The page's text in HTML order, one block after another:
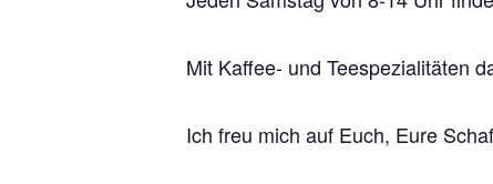
Mit Kaffee- und Teespezialitäten
Ich freu mich auf Euch, Eure